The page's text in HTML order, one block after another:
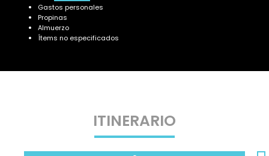
Gastos personales
Propinas
Almuerzo
Ítems no especificados
ITINERARIO